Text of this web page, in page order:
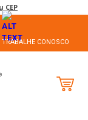
TRABALHE CONOSCO